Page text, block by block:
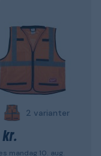
2 varianter
kr.
mandag 10. aug.